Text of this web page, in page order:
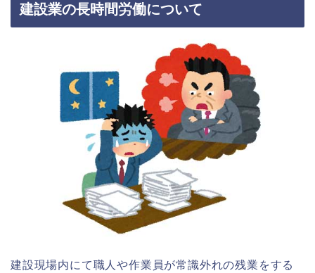
建設業の長時間労働について
建設現場内にて職人や作業員が常識外れの残業をする